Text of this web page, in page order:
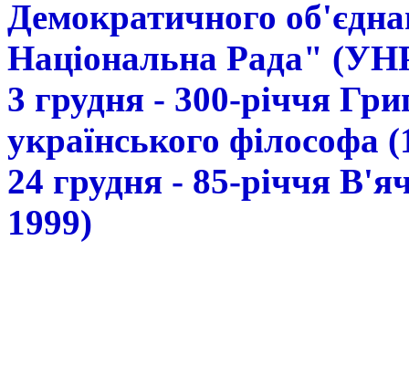
Демократичного
Національна Рада"
3 грудня - 300-річчя
українського філософа
24 грудня - 85-річчя
1999)